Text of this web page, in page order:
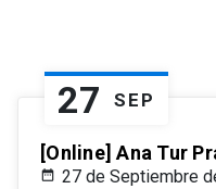
27 SEP
[Online] Ana Tur
27 de Septiembre